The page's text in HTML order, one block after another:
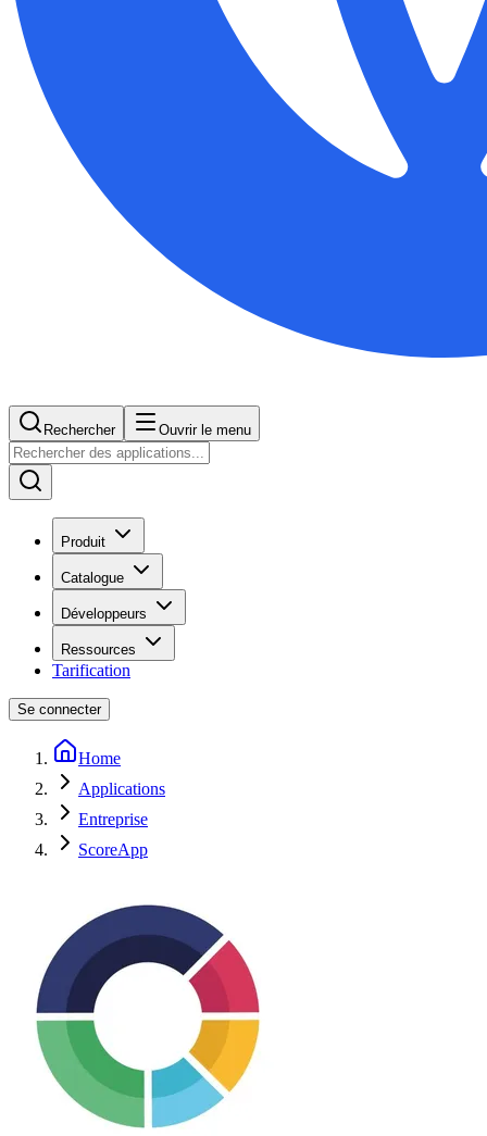
Rechercher Ouvrir le menu
Produit
Catalogue
Développeurs
Ressources
Tarification
Se connecter
Home
Applications
Entreprise
ScoreApp